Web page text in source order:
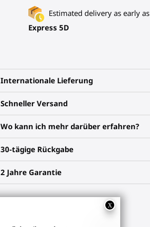
Estimated delivery as early as
Express 5D
Internationale Lieferung
Schneller Versand
Wo kann ich mehr darüber erfahren?
30-tägige Rückgabe
2 Jahre Garantie